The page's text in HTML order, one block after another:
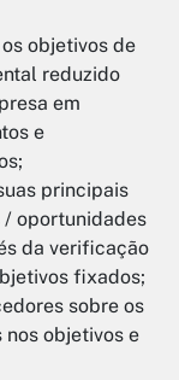
objetivos de
reduzido
em
e
principais
/ oportunidades
da verificação
fixados;
sobre os
objetivos e